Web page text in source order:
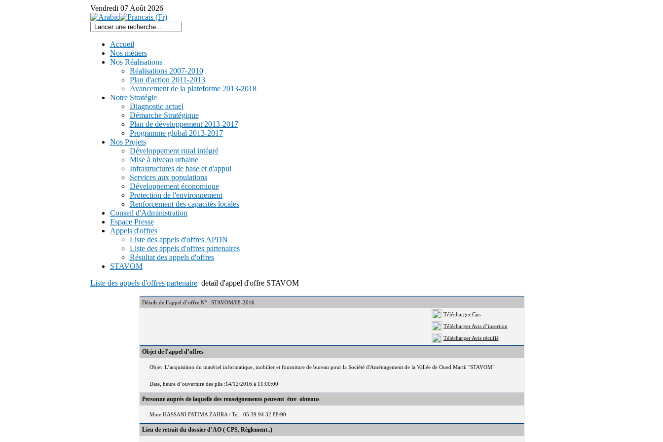
Vendredi 07 Août 2026
Accueil
Nos métiers
Nos Réalisations
Réalisations 2007-2010
Plan d'action 2011-2013
Avancement de la plateforme 2013-2018
Notre Stratégie
Diagnostic actuel
Démarche Stratégique
Plan de développement 2013-2017
Programme global 2013-2017
Nos Projets
Développement rural intégré
Mise à niveau urbaine
Infrastructures de base et d'appui
Services aux populations
Développement économique
Protection de l'environnement
Renforcement des capacités locales
Conseil d'Administration
Espace Presse
Appels d'offres
Liste des appels d'offres APDN
Liste des appels d'offres partenaires
Résultat des appels d'offres
STAVOM
Liste des appels d'offres partenaire detail d'appel d'offre STAVOM
Détails de l’appel d’offre N° : STAVOM/08-2016
Télécharger Cps
Télécharger Avis d’insertion
Télécharger Avis réctifié
Objet de l’appel d’offres
Objet :L’acquisition du matériel informatique, mobilier et fourniture de bureau pour la Société d'Aménagement de la Vallée de Oued Martil "STAVOM"
Date, heure d’ouverture des plis :14/12/2016 à 11:00:00
Personne auprès de laquelle des renseignements peuvent être obtenus
Mme HASSANI FATIMA ZAHRA / Tel : 05 39 94 32 88/90
Lieu de retrait du dossier d’AO ( CPS, Règlement..)